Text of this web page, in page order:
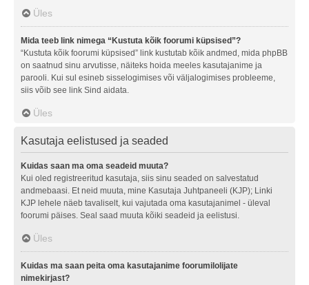
Üles
Mida teeb link nimega “Kustuta kõik foorumi küpsised”?
“Kustuta kõik foorumi küpsised” link kustutab kõik andmed, mida phpBB
on saatnud sinu arvutisse, näiteks hoida meeles kasutajanime ja
parooli. Kui sul esineb sisselogimises või väljalogimises probleeme,
siis võib see link Sind aidata.
Üles
Kasutaja eelistused ja seaded
Kuidas saan ma oma seadeid muuta?
Kui oled registreeritud kasutaja, siis sinu seaded on salvestatud
andmebaasi. Et neid muuta, mine Kasutaja Juhtpaneeli (KJP); Linki
KJP lehele näeb tavaliselt, kui vajutada oma kasutajanimel - üleval
foorumi päises. Seal saad muuta kõiki seadeid ja eelistusi.
Üles
Kuidas ma saan peita oma kasutajanime foorumilolijate
nimekirjast?